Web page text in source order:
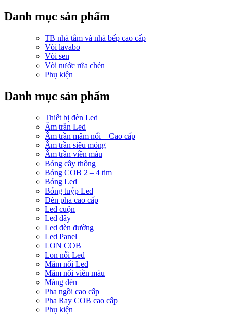
Danh mục sản phẩm
TB nhà tắm và nhà bếp cao cấp
Vòi lavabo
Vòi sen
Vòi nước rửa chén
Phụ kiện
Danh mục sản phẩm
Thiết bị đèn Led
Âm trần Led
Âm trần mâm nổi – Cao cấp
Âm trần siêu mỏng
Âm trần viền màu
Bóng cây thông
Bóng COB 2 – 4 tim
Bóng Led
Bóng tuýp Led
Đèn pha cao cấp
Led cuộn
Led dây
Led đèn đường
Led Panel
LON COB
Lon nổi Led
Mâm nổi Led
Mâm nổi viền màu
Máng đèn
Pha ngồi cao cấp
Pha Ray COB cao cấp
Phụ kiện